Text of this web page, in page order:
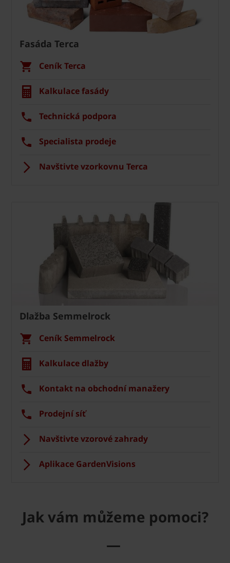
Fasáda Terca
Ceník Terca
Kalkulace fasády
Technická podpora
Specialista prodeje
Navštivte vzorkovnu Terca
Dlažba Semmelrock
Ceník Semmelrock
Kalkulace dlažby
Kontakt na obchodní manažery
Prodejní síť
Navštivte vzorové zahrady
Aplikace GardenVisions
Jak vám můžeme pomoci?
—